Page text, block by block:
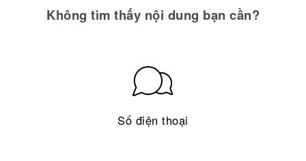
Không tìm thấy nội dung bạn cần?
Số điện thoại